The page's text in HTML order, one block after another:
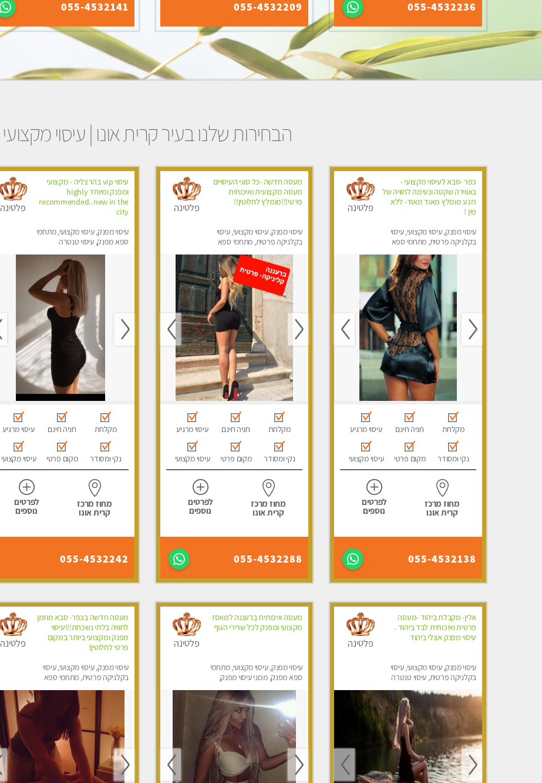
055-4532236
055-4532209
055-4532141
הבחירות שלנו בעיר קרית אונו | עיסוי מקצועי
כפר -סבא לעיסוי מקצועי -
באווירה שקטה ונעימה לחוויה של
רוגע מומלץ מאוד מאוד- ללא
מין !
עיסוי מפנק, עיסוי מקצועי, עיסוי
בקלניקה פרטית, מתחמי ספא
פלטינה
מקלחת חניה חינם עיסוי מרגיע
נקי ומסודר מקום פרטי עיסוי מקצועי
מחוז מרכז
קרית אונו
לפרטים
נוספים
055-4532138
מעסה חדשה -כל סוגי העיסויים
מעסה מקצועית ואיכותית
פרטי!!!מומלץ לחלוטין!!
עיסוי מפנק, עיסוי מקצועי, עיסוי
בקלניקה פרטית, מתחמי ספא
פלטינה
מקלחת חניה חינם עיסוי מרגיע
נקי ומסודר מקום פרטי עיסוי מקצועי
מחוז מרכז
קרית אונו
לפרטים
נוספים
055-4532288
עיסוי vip בהרצליה - מקצועי
ומפנק ומיוחד highly
recommended..new in the
city
עיסוי מפנק, עיסוי מקצועי, מתחמי
ספא מפנק, עיסוי טנטרה
פלטינה
מקלחת חניה חינם עיסוי מרגיע
נקי ומסודר מקום פרטי עיסוי מקצועי
מחוז מרכז
קרית אונו
לפרטים
נוספים
055-4532242
אלין- מקבלת ביהוד -מעסה
פרטית ואיכותית לבד ביהוד .
עיסוי מפנק אצלי ביהוד
עיסוי מפנק, עיסוי מקצועי, עיסוי
בקלניקה פרטית, עיסוי טנטרה
פלטינה
מעסה איכותית ברעננה למאסז
מקצועי ומפנק לכל שרירי הגוף
עיסוי מפנק, עיסוי מקצועי, מתחמי
ספא מפנק, מכוני עיסוי מפנק,
פלטינה
מעסה חדשה בכפר- סבא מוזמן
לחוויה בלתי נשכחת!!!עיסוי
מפנק ומקצועי ביותר במקום
פרטי לחלוטין!
עיסוי מפנק, עיסוי מקצועי, עיסוי
בקלניקה פרטית, מתחמי ספא
פלטינה